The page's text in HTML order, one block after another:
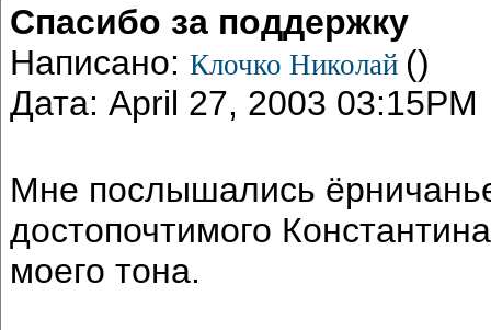
Спасибо за поддержку
Написано: Клочко Николай ()
Дата: April 27, 2003 03:15PM
Мне послышались
достопочтимого
моего тона.